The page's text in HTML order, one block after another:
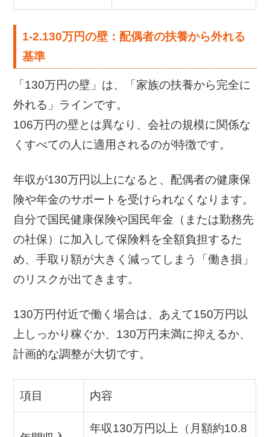
1-2.130万円の壁：配偶者の扶養から外れる
基準
「130万円の壁」は、「家族の扶養から完全に
外れる」ラインです。
106万円の壁とは異なり、会社の規模に関係な
くすべての人に適用されるのが特徴です。
年収が130万円以上になると、配偶者の健康保
険や年金のサポートを受けられなくなります。
自分で国民健康保険や国民年金（または勤務先
の社保）に加入して保険料を全額負担するた
め、手取り額が大きく減ってしまう「働き損」
のリスクが出てきます。
130万円付近で働く場合は、あえて150万円以
上しっかり稼ぐか、130万円未満に抑えるか、
計画的な調整が大切です。
項目 内容
年収130万円以上（月額約10.8